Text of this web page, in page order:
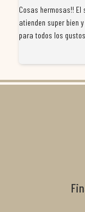
Cosas hermosas!!
atienden super bien
para todos los